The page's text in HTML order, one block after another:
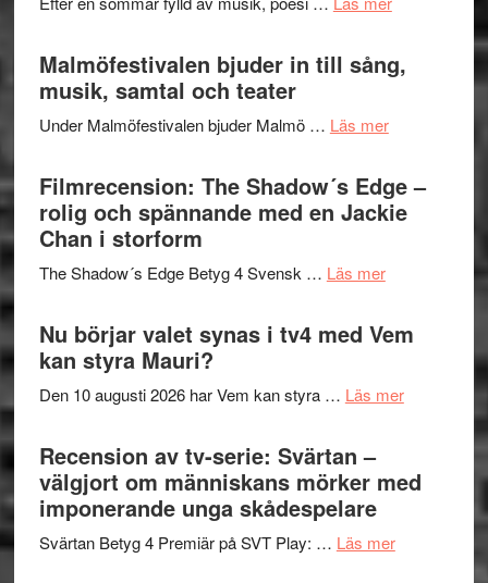
terräng
Hannes
Pöntinen
avslutar
Scensommar
Malmöfestivalen bjuder in till sång,
musik, samtal och teater
Under Malmöfestivalen bjuder Malmö … Läs merom
in
till
och
Filmrecension: The Shadow´s Edge –
rolig och spännande med en Jackie
Chan i storform
The Shadow´s Edge Betyg 4 Svensk … Läs merom
Shadow
Edge
och
en
Nu börjar valet synas i tv4 med Vem
kan styra Mauri?
Den 10 augusti 2026 har Vem kan styra … Läs merom
valet
synas
Recension av tv-serie: Svärtan –
välgjort om människans mörker med
imponerande unga skådespelare
Svärtan Betyg 4 Premiär på SVT Play: … Läs merom